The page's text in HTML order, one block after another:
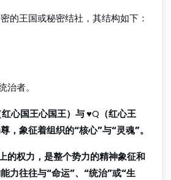
的王国或秘密结社，其结构如下：
治者。
红心国王心国王）与♥Q （红心王
，象征着组织的“核心”与“灵魂”。
的权力，是整个势力的精神象征和
力往往与“命运”、“统治”或“生